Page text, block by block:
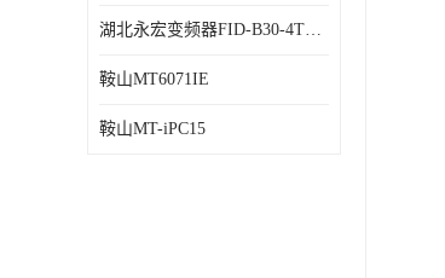
湖北永宏变频器FID-B30-4T0.7G 厂家销售
鞍山MT6071IE
鞍山MT-iPC15